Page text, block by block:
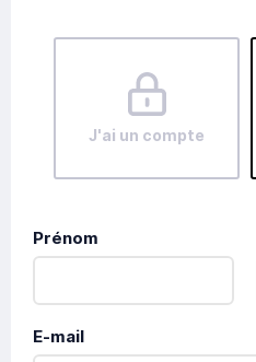
J'ai un compte
Prénom
E-mail